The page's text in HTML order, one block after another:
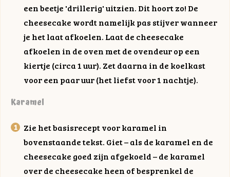
een beetje 'drillerig' uitzien. Dit hoort zo! De
cheesecake wordt namelijk pas stijver wanneer
je het laat afkoelen. Laat de cheesecake
afkoelen in de oven met de ovendeur op een
kiertje (circa 1 uur). Zet daarna in de koelkast
voor een paar uur (het liefst voor 1 nachtje).
Karamel
Zie het basisrecept voor karamel in
bovenstaande tekst. Giet – als de karamel en de
cheesecake goed zijn afgekoeld – de karamel
over de cheesecake heen of besprenkel de